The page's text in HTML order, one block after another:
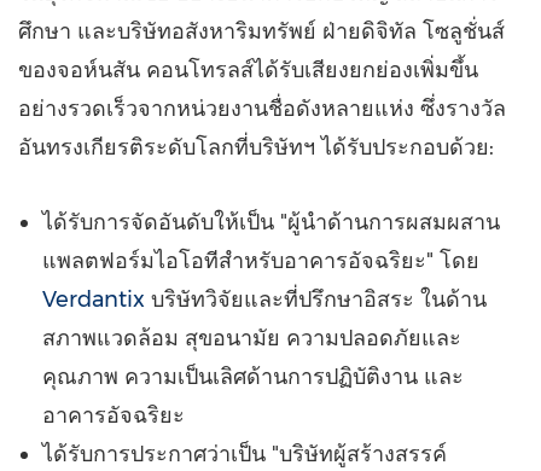
ศึกษา และบริษัทอสังหาริมทรัพย์ ฝ่ายดิจิทัล โซลูชั่นส์
ของจอห์นสัน คอนโทรลส์ได้รับเสียงยกย่องเพิ่มขึ้น
อย่างรวดเร็วจากหน่วยงานชื่อดังหลายแห่ง ซึ่งรางวัล
อันทรงเกียรติระดับโลกที่บริษัทฯ ได้รับประกอบด้วย:
ได้รับการจัดอันดับให้เป็น "ผู้นำด้านการผสมผสาน
แพลตฟอร์มไอโอทีสำหรับอาคารอัจฉริยะ" โดย
Verdantix บริษัทวิจัยและที่ปรึกษาอิสระ ในด้าน
สภาพแวดล้อม สุขอนามัย ความปลอดภัยและ
คุณภาพ ความเป็นเลิศด้านการปฏิบัติงาน และ
อาคารอัจฉริยะ
ได้รับการประกาศว่าเป็น "บริษัทผู้สร้างสรรค์